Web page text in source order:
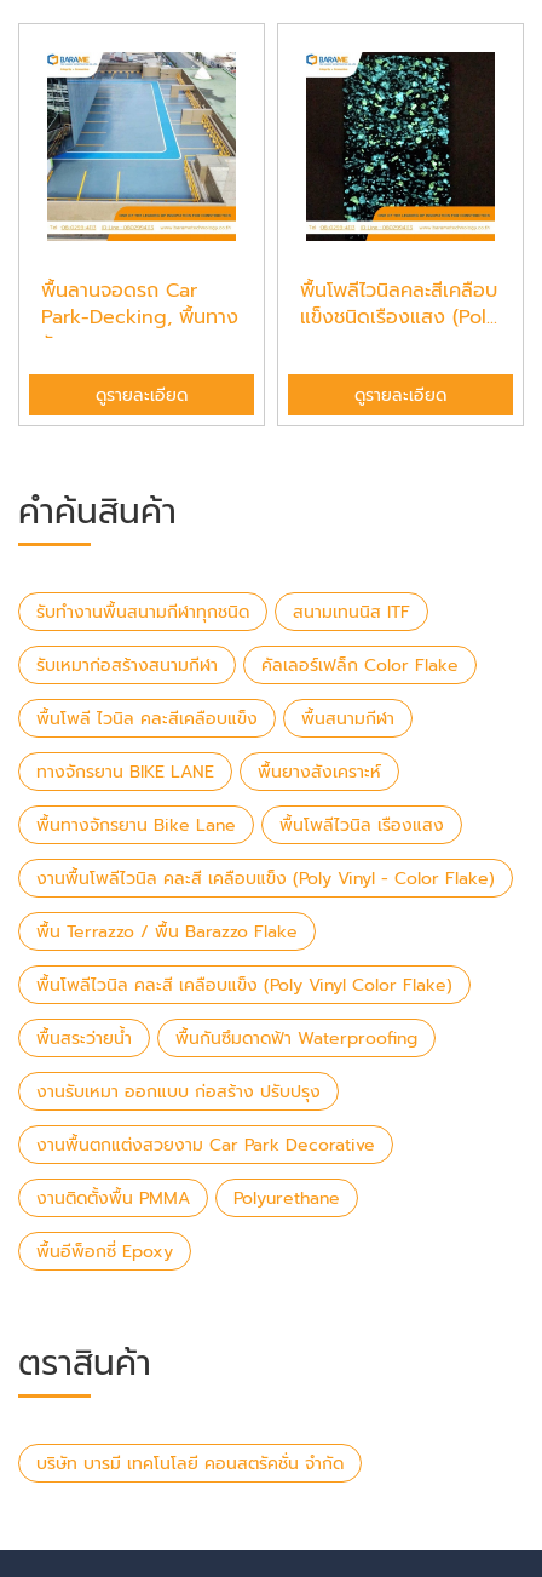
พื้นลานจอดรถ Car
Park-Decking, พื้นทาง
จักรยาน...
ดูรายละเอียด
พื้นโพลีไวนิลคละสีเคลือบ
แข็งชนิดเรืองแสง (Pol...
ดูรายละเอียด
คำค้นสินค้า
รับทำงานพื้นสนามกีฬาทุกชนิด สนามเทนนิส ITF
รับเหมาก่อสร้างสนามกีฬา คัลเลอร์เฟล็ก Color Flake
พื้นโพลี ไวนิล คละสีเคลือบแข็ง พื้นสนามกีฬา
ทางจักรยาน BIKE LANE พื้นยางสังเคราะห์
พื้นทางจักรยาน Bike Lane พื้นโพลีไวนิล เรืองแสง
งานพื้นโพลีไวนิล คละสี เคลือบแข็ง (Poly Vinyl - Color Flake)
พื้น Terrazzo / พื้น Barazzo Flake
พื้นโพลีไวนิล คละสี เคลือบแข็ง (Poly Vinyl Color Flake)
พื้นสระว่ายน้ำ พื้นกันซึมดาดฟ้า Waterproofing
งานรับเหมา ออกแบบ ก่อสร้าง ปรับปรุง
งานพื้นตกแต่งสวยงาม Car Park Decorative
งานติดตั้งพื้น PMMA Polyurethane
พื้นอีพ็อกซี่ Epoxy
ตราสินค้า
บริษัท บารมี เทคโนโลยี คอนสตรัคชั่น จำกัด